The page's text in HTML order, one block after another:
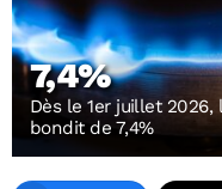
7,4%
Dès le 1er juillet
bondit de 7,4%